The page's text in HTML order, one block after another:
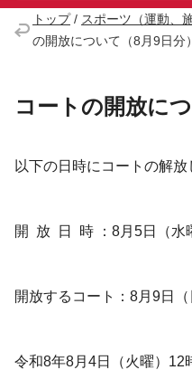
トップ/ スポーツ（運動、
の開放について（8月9日分）
コートの開放に
以下の日時にコートの解放
開 放 日 時 ：8月5日（水
開放するコート：8月9日
令和8年8月4日（火曜）12